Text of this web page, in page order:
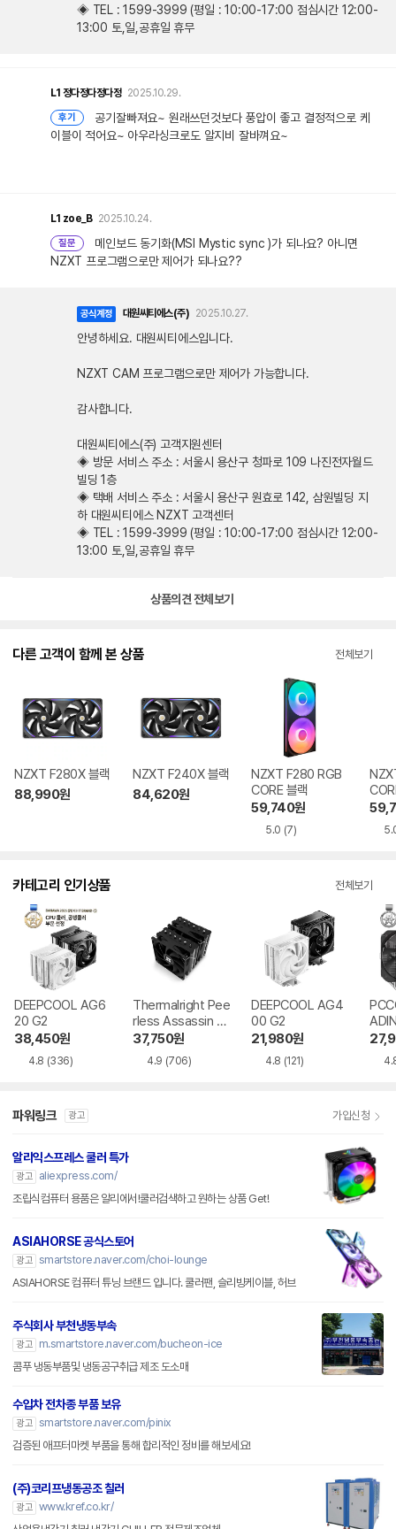
◈ TEL : 1599-3999 (평일 : 10:00-17:00 점심시간 12:00-
13:00 토,일,공휴일 휴무
L1 정다정다정다정 2025.10.29.
후기
공기잘빠져요~ 원래쓰던것보다 풍압이 좋고 결정적으로 케
이블이 적어요~ 아우라싱크로도 알지비 잘바껴요~
L1 zoe_B 2025.10.24.
질문
메인보드 동기화(MSI Mystic sync )가 되나요? 아니면
NZXT 프로그램으로만 제어가 되나요??
공식계정 대원씨티에스(주) 2025.10.27.
안녕하세요. 대원씨티에스입니다.
NZXT CAM 프로그램으로만 제어가 가능합니다.
감사합니다.
대원씨티에스(주) 고객지원센터
◈ 방문 서비스 주소 : 서울시 용산구 청파로 109 나진전자월드
빌딩 1층
◈ 택배 서비스 주소 : 서울시 용산구 원효로 142, 삼원빌딩 지
하 대원씨티에스 NZXT 고객센터
◈ TEL : 1599-3999 (평일 : 10:00-17:00 점심시간 12:00-
13:00 토,일,공휴일 휴무
상품의견 전체보기
다른 고객이 함께 본 상품 전체보기
NZXT F280X 블랙
88,990원
NZXT F240X 블랙
84,620원
NZXT F280 RGB
CORE 블랙
59,740원
5.0 (7)
카테고리 인기상품 전체보기
DEEPCOOL AG6
20 G2
38,450원
4.8 (336)
Thermalright Pee
rless Assassin 12
0 SE 서린
37,750원
4.9 (706)
DEEPCOOL AG4
00 G2
21,980원
4.8 (121)
파워링크 광고 가입신청
알리익스프레스 쿨러 특가
광고
aliexpress.com/
조립식컴퓨터 용품은 알리에서!쿨러검색하고 원하는 상품 Get!
ASIAHORSE 공식스토어
광고
smartstore.naver.com/choi-lounge
ASIAHORSE 컴퓨터 튜닝 브랜드 입니다. 쿨러팬, 슬리빙케이블, 허브
주식회사 부천냉동부속
광고
m.smartstore.naver.com/bucheon-ice
콤푸 냉동부품및 냉동공구취급 제조 도소매
수입차 전차종 부품 보유
광고
smartstore.naver.com/pinix
검증된 애프터마켓 부품을 통해 합리적인 정비를 해보세요!
(주)코리프냉동공조 칠러
광고
www.kref.co.kr/